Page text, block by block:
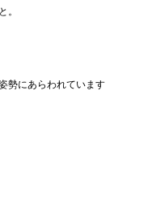
。
勢にあらわれています